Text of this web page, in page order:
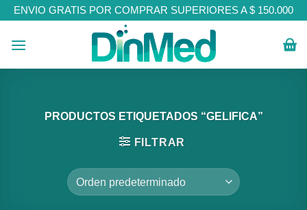
Skip
content
ENVIO GRATIS POR COMPRAR SUPERIORES A $ 150.000
PRODUCTOS ETIQUETADOS “GELIFICA”
FILTRAR